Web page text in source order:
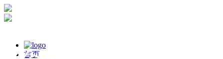
首页